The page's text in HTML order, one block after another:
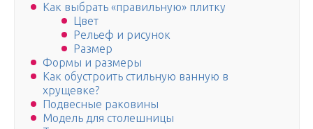
Как выбрать «правильную» плитку
Цвет
Рельеф и рисунок
Размер
Формы и размеры
Как обустроить стильную ванную в
хрущевке?
Подвесные раковины
Модель для столешницы